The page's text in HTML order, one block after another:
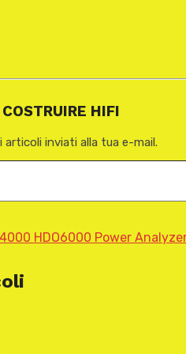
HIFI
inviati alla tua e-mail.
HDO6000 Power